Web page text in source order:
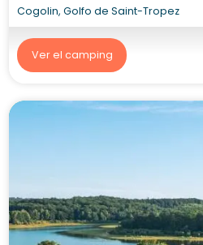
Cogolin, Golfo de Saint-Tropez
Ver el camping